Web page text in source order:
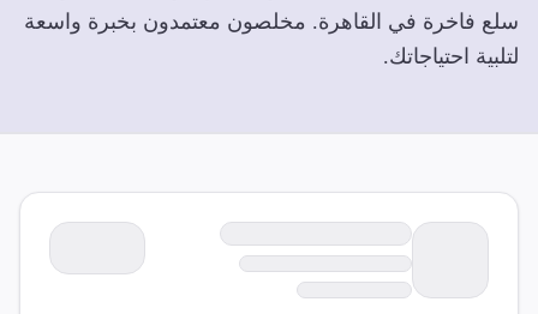
سلع فاخرة في القاهرة. مخلصون معتمدون بخبرة واسعة
لتلبية احتياجاتك.